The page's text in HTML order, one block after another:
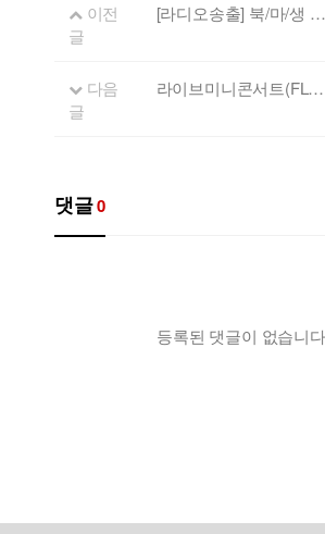
이전
글
[라디오송출] 북/마/생 나눔 콘서트 개최 안내
다음
글
라이브미니콘서트(FLL) 17회 출연자 - 손이슬비&소리
댓글0
등록된 댓글이 없습니